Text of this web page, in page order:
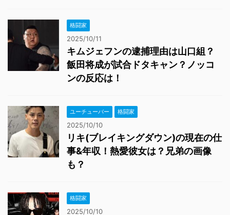
格闘家
2025/10/11
キムジェフンの逮捕理由は山口組？
飯田将成が試合ドタキャン？ノッコ
ンの反応は！
ユーチューバー 格闘家
2025/10/10
リキ(ブレイキングダウン)の現在の仕
事&年収！熱愛彼女は？兄弟の画像
も？
格闘家
2025/10/10